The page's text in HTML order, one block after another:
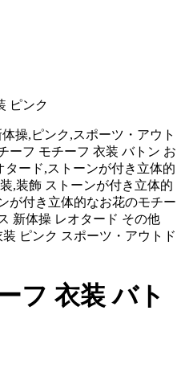
ピンク
操,ピンク,スポーツ・アウト
ーフ モチーフ 衣装 バトン お
タード,ストーンが付き立体的
,装飾 ストーンが付き立体的
が付き立体的なお花のモチー
新体操 レオタード その他
ピンク スポーツ・アウトド
フ 衣装 バト